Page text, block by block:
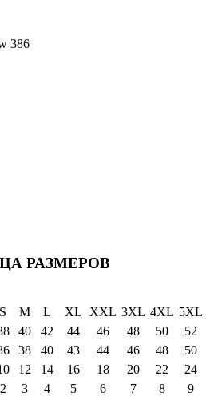
386
РАЗМЕРОВ
S M L XL XXL 3XL 4XL 5XL
40 42 44 46 48 50
52
38 40 43 44 46 48
50
12 14 16 18 20 22
24
2 3 4 5 6 7 8
9